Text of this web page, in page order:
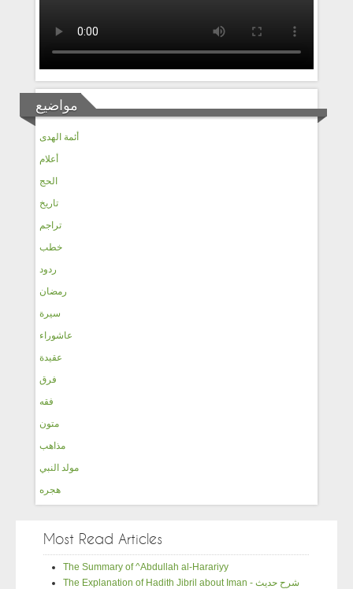
مواضيع
أئمة الهدى
أعلام
الحج
تاريخ
تراجم
خطب
ردود
رمضان
سيرة
عاشوراء
عقيدة
فرق
فقه
متون
مذاهب
مولد النبي
هجره
Most Read Articles
The Summary of ^Abdullah al-Harariyy
The Explanation of Hadith Jibril about Iman - شرح حديث